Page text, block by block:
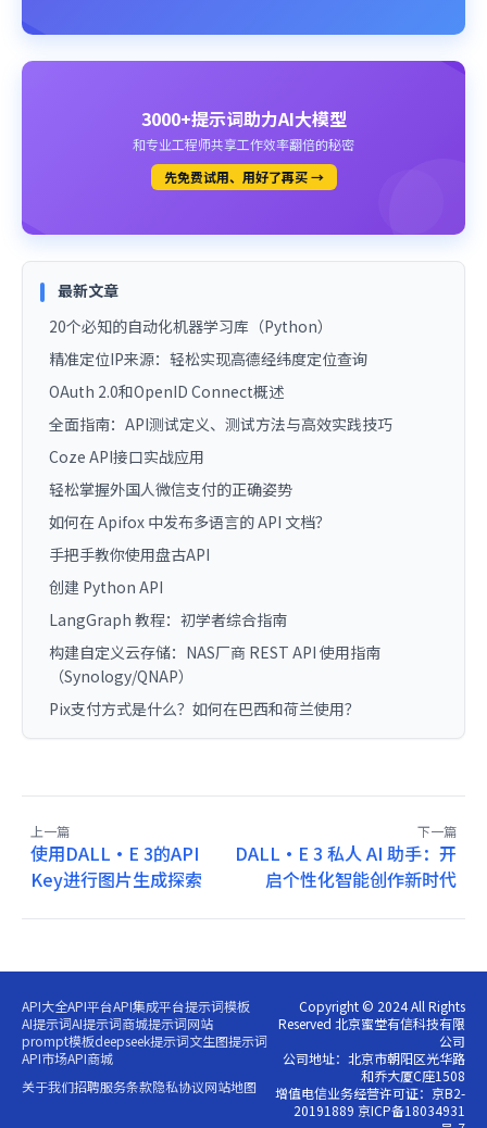
3000+提示词助力AI大模型
和专业工程师共享工作效率翻倍的秘密
先免费试用、用好了再买 →
最新文章
20个必知的自动化机器学习库（Python）
精准定位IP来源：轻松实现高德经纬度定位查询
OAuth 2.0和OpenID Connect概述
全面指南：API测试定义、测试方法与高效实践技巧
Coze API接口实战应用
轻松掌握外国人微信支付的正确姿势
如何在 Apifox 中发布多语言的 API 文档？
手把手教你使用盘古API
创建 Python API
LangGraph 教程：初学者综合指南
构建自定义云存储：NAS厂商 REST API 使用指南
（Synology/QNAP）
Pix支付方式是什么？如何在巴西和荷兰使用？
上一篇
使用DALL·E 3的API
Key进行图片生成探索
下一篇
DALL·E 3 私人 AI 助手：开
启个性化智能创作新时代
API大全API平台API集成平台提示词模板
AI提示词AI提示词商城提示词网站
prompt模板deepseek提示词文生图提示词
API市场API商城
关于我们招聘服务条款隐私协议网站地图
Copyright © 2024 All Rights
Reserved 北京蜜堂有信科技有限
公司
公司地址：北京市朝阳区光华路
和乔大厦C座1508
增值电信业务经营许可证：京B2-
20191889 京ICP备18034931